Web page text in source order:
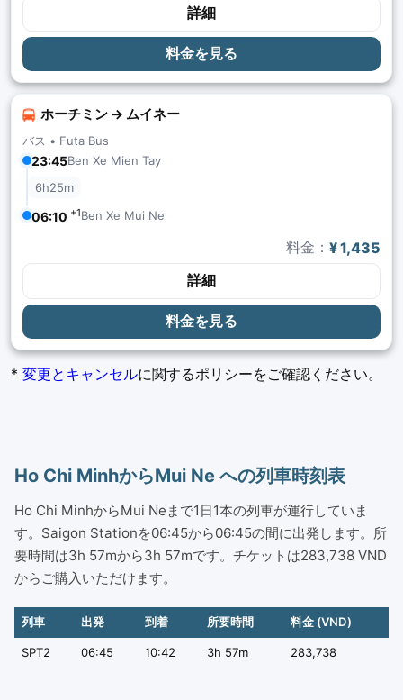
詳細
料金を見る
ホーチミン → ムイネー
バス • Futa Bus
23:45Ben Xe Mien Tay
6h25m
06:10 +1Ben Xe Mui Ne
料金： ¥ 1,435
詳細
料金を見る
* 変更とキャンセルに関するポリシーをご確認ください。
Ho Chi MinhからMui Ne への列車時刻表
Ho Chi MinhからMui Neまで1日1本の列車が運行していま
す。Saigon Stationを06:45から06:45の間に出発します。所
要時間は3h 57mから3h 57mです。チケットは283,738 VND
からご購入いただけます。
列車 出発 到着 所要時間 料金 (VND)
SPT2 06:45 10:42 3h 57m 283,738